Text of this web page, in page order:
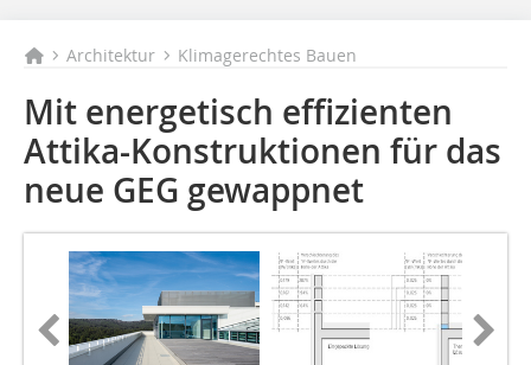
Architektur Klimagerechtes Bauen
Mit energetisch effizienten
Attika-Konstruk­tionen für das
neue GEG gewappnet